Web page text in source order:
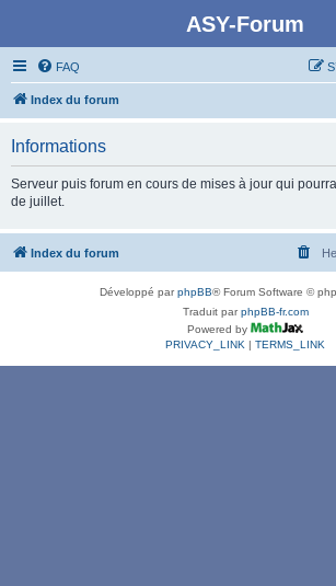
ASY-Forum
FAQ
Index du forum
Informations
Serveur puis forum en cours de mises à jour qui
de juillet.
Index du forum
Développé parphpBB® Forum Software ©
Traduit parphpBB-fr.com
Powered by
PRIVACY_LINK | TERMS_LINK